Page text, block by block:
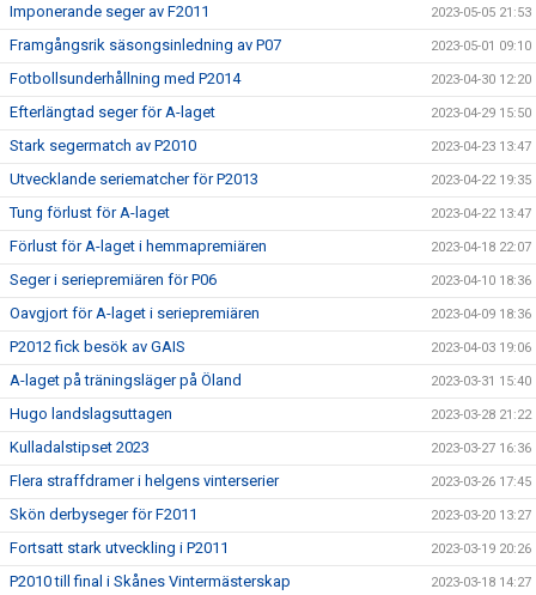
Imponerande seger av F2011 2023-05-05 21:53
Framgångsrik säsongsinledning av P07 2023-05-01 09:10
Fotbollsunderhållning med P2014 2023-04-30 12:20
Efterlängtad seger för A-laget 2023-04-29 15:50
Stark segermatch av P2010 2023-04-23 13:47
Utvecklande seriematcher för P2013 2023-04-22 19:35
Tung förlust för A-laget 2023-04-22 13:47
Förlust för A-laget i hemmapremiären 2023-04-18 22:07
Seger i seriepremiären för P06 2023-04-10 18:36
Oavgjort för A-laget i seriepremiären 2023-04-09 18:36
P2012 fick besök av GAIS 2023-04-03 19:06
A-laget på träningsläger på Öland 2023-03-31 15:40
Hugo landslagsuttagen 2023-03-28 21:22
Kulladalstipset 2023 2023-03-27 16:36
Flera straffdramer i helgens vinterserier 2023-03-26 17:45
Skön derbyseger för F2011 2023-03-20 13:27
Fortsatt stark utveckling i P2011 2023-03-19 20:26
P2010 till final i Skånes Vintermästerskap 2023-03-18 14:27